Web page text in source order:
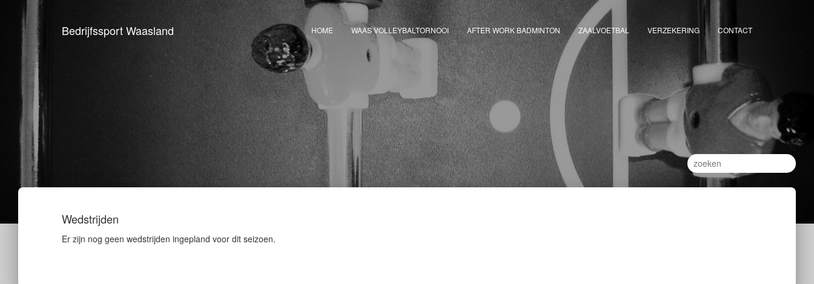
Bedrijfssport Waasland HOME WAAS VOLLEYBALTORNOOI AFTER WORK BADMINTON ZAALVOETBAL VERZEKERING CONTACT
Wedstrijden
Er zijn nog geen wedstrijden ingepland voor dit seizoen.